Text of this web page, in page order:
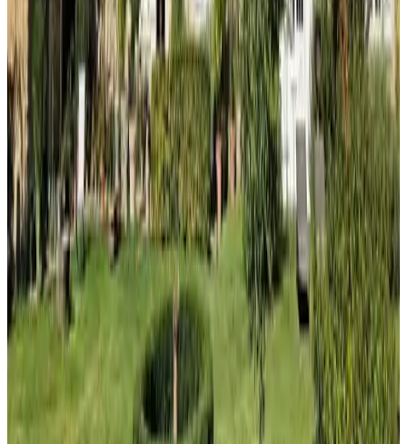
Unverbindliche Anfrage
91,3 km von Azay-le-Brûlé
La Douane de Sel d'Oléron
Boyard-Ville
Unverbindliche Anfrage
91,5 km von Azay-le-Brûlé )
Le Clos Des Lys
Saint-Georges-d'Oléron
Unverbindliche Anfrage
96,2 km von Azay-le-Brûlé
)
Le Clos Des 3 Rois
Thouarcé
Unverbindliche Anfrage
(98,3 km von Azay-le-Brûlé
Au Jardin près de l'ocean Famille Brückner
Les Mathes
Unverbindliche Anfrage
104 km von Azay-le-Brûlé
Les Ombrieres
Blanzac-Porcheresse
Unverbindliche Anfrage
von Azay-le-Brûlé